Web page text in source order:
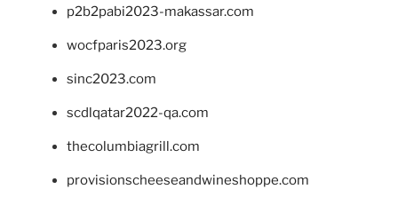
p2b2pabi2023-makassar.com
wocfparis2023.org
sinc2023.com
scdlqatar2022-qa.com
thecolumbiagrill.com
provisionscheeseandwineshoppe.com